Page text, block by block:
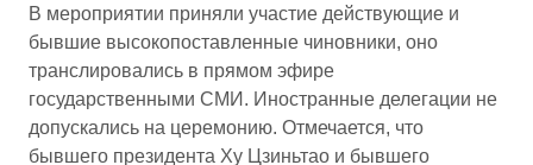
В мероприятии приняли участие действующие и
бывшие высокопоставленные чиновники, оно
транслировались в прямом эфире
государственными СМИ. Иностранные делегации не
допускались на церемонию. Отмечается, что
бывшего президента Ху Цзиньтао и бывшего